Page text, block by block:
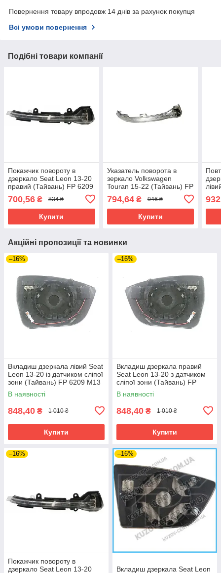
Повернення товару впродовж 14 днів за рахунок покупця
Всі умови повернення
Подібні товари компанії
Покажчик повороту в
дзеркало Seat Leon 13-20
правий (Тайвань) FP 6209
700,56 ₴ 834 ₴
Купити
Указатель поворота в
зеркало Volkswagen
Touran 15-22 (Тайвань) FP
794,64₴ 946 ₴
Купити
Акційні пропозиції та новинки
–16%
Вкладиш дзеркала лівий Seat
Leon 13-20 із датчиком сліпої
зони (Тайвань) FP 6209 M13
В наявності
848,40 ₴ 1 010 ₴
Купити
–16%
Вкладиш дзеркала правий
Seat Leon 13-20 з датчиком
сліпої зони (Тайвань) FP
6209 M14
В наявності
848,40 ₴ 1 010 ₴
Купити
–16%
Покажчик повороту в
дзеркало Seat Leon 13-20
–16%
Вкладиш дзеркала Seat Leon